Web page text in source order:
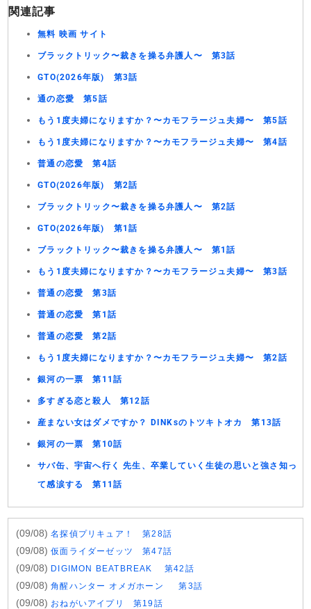
関連記事
無料 映画 サイト
ブラックトリック〜裁きを操る弁護人〜 第3話
GTO(2026年版) 第3話
通の恋愛 第5話
もう1度夫婦になりますか？〜カモフラージュ夫婦〜 第5話
もう1度夫婦になりますか？〜カモフラージュ夫婦〜 第4話
普通の恋愛 第4話
GTO(2026年版) 第2話
ブラックトリック〜裁きを操る弁護人〜 第2話
GTO(2026年版) 第1話
ブラックトリック〜裁きを操る弁護人〜 第1話
もう1度夫婦になりますか？〜カモフラージュ夫婦〜 第3話
普通の恋愛 第3話
普通の恋愛 第1話
普通の恋愛 第2話
もう1度夫婦になりますか？〜カモフラージュ夫婦〜 第2話
銀河の一票 第11話
多すぎる恋と殺人 第12話
産まない女はダメですか？ DINKsのトツキトオカ 第13話
銀河の一票 第10話
サバ缶、宇宙へ行く 先生、卒業していく生徒の思いと強さ知っ
て感涙する 第11話
(09/08)名探偵プリキュア！ 第28話
(09/08)仮面ライダーゼッツ 第47話
(09/08) DIGIMON BEATBREAK 第42話
(09/08)角醒ハンター オメガホーン 第3話
(09/08) おねがいアイプリ 第19話